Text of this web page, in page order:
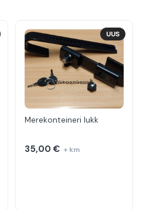
Merekonteineri lukk
35,00€ + km
UUS